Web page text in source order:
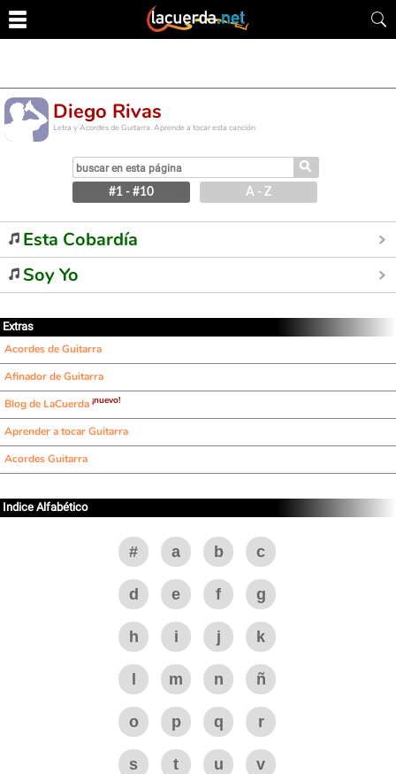
Diego Rivas
Letra y Acordes de Guitarra. Aprende a tocar esta canción
⚲
#1 - #10 A - Z
Esta Cobardía
Soy Yo
Extras
Acordes de Guitarra
Afinador de Guitarra
Blog de LaCuerda ¡nuevo!
Aprender a tocar Guitarra
Acordes Guitarra
Indice Alfabético
# a b c
d e f g
h i j k
m n ñ
o p q r
s t u v